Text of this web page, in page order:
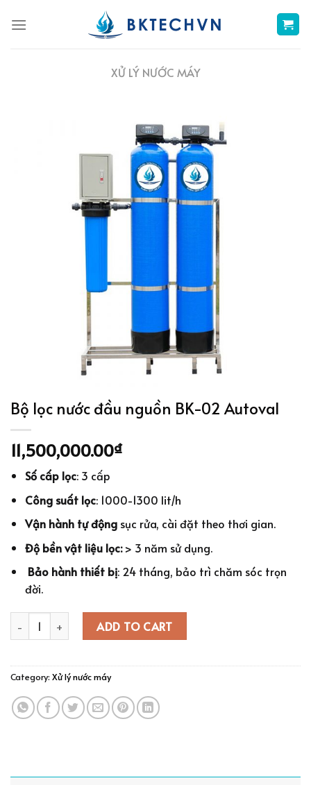
XỬ LÝ NƯỚC MÁY
Bộ lọc nước đầu nguồn BK-02 Autoval
11,500,000.00₫
Số cấp lọc: 3 cấp
Công suất lọc: 1000-1300 lit/h
Vận hành tự độngsục rửa, cài đặt theo thơi gian.
Độ bền vật liệu lọc:> 3 năm sử dụng.
Bảo hành thiết bị: 24 tháng, bảo trì chăm sóc trọn
đời.
Bộ lọc nước đầu nguồn BK-02 Autoval quantity
ADD TO CART
Category: Xử lý nước máy